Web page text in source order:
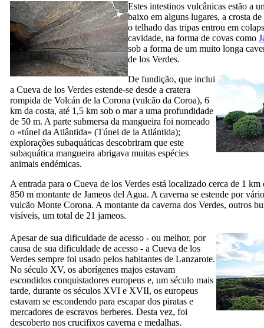
Estes intestinos vulcânicas estão a
baixo em alguns lugares, a crosta
o telhado das tripas entrou em
cavidade, na forma de covas como
sob a forma de um muito longa
de los Verdes.
De fundição, que inclui
a Cueva de los Verdes estende-se desde a cratera
rompida de Volcán de la Corona (vulcão da Coroa), 6
km da costa, até 1,5 km sob o mar a uma profundidade
de 50 m. A parte submersa da mangueira foi nomeado
o «túnel da Atlântida» (Túnel de la Atlántida);
explorações subaquáticas descobriram que este
subaquática mangueira abrigava muitas espécies
animais endémicas.
A entrada para o Cueva de los Verdes está localizado cerca de 1 km
850 m montante de Jameos del Agua. A caverna se estende por
vulcão Monte Corona. A montante da caverna dos Verdes, outros
visíveis, um total de 21 jameos.
Apesar de sua dificuldade de acesso - ou melhor, por
causa de sua dificuldade de acesso - a Cueva de los
Verdes sempre foi usado pelos habitantes de Lanzarote.
No século XV, os aborígenes majos estavam
escondidos conquistadores europeus e, um século mais
tarde, durante os séculos XVI e XVII, os europeus
estavam se escondendo para escapar dos piratas e
mercadores de escravos berberes. Desta vez, foi
descoberto nos crucifixos caverna e medalhas.